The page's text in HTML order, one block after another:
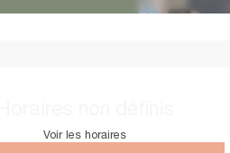
Voir les horaires